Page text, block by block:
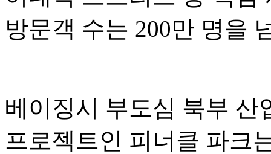
방문객 수는 200만 명을
베이징시 부도심 북부 산
프로젝트인 피너클 파크